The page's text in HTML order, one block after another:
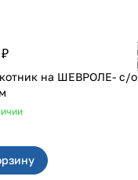
на ШЕВРОЛЕ- с/о